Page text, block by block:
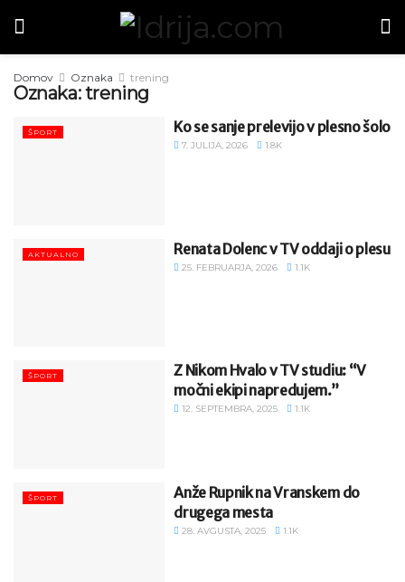
Domov Oznaka trening
Oznaka:trening
ŠPORT Ko se sanje prelevijo v plesno šolo
7. JULIJA, 2026 1.8K
AKTUALNO Renata Dolenc v TV oddaji o plesu
25. FEBRUARJA, 2026 1.1K
ŠPORT
Z Nikom Hvalo v TV studiu: “V
močni ekipi napredujem.”
12. SEPTEMBRA, 2025 1.1K
ŠPORT
Anže Rupnik na Vranskem do
drugega mesta
28. AVGUSTA, 2025 1.1K